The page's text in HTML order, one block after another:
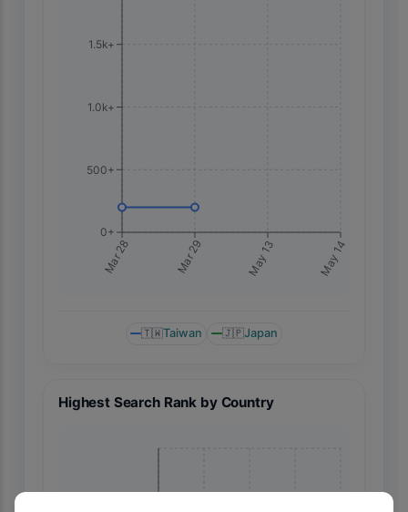
Mar 28 Mar 29 May 13 May 14
0+
500+
1.0k+
1.5k+
🇹🇼Taiwan 🇯🇵Japan
Highest Search Rank by Country